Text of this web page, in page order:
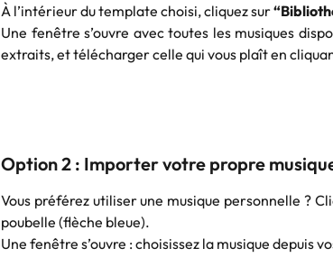
À l’intérieur du template choisi, cliquez sur
Une fenêtre s’ouvre avec toutes les musiques
extraits, et télécharger celle qui vous plaît en
Option 2 : Importer votre propre
Vous préférez utiliser une musique personnelle ?
poubelle (flèche bleue).
Une fenêtre s’ouvre : choisissez la musique depuis